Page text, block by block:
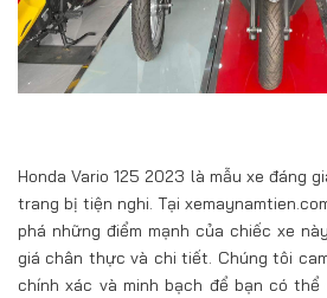
Honda Vario 125 2023 là mẫu xe đáng
trang bị tiện nghi. Tại
phá những điểm mạnh của chiếc xe
giá chân thực và chi tiết. Chúng tôi
chính xác và minh bạch để bạn có